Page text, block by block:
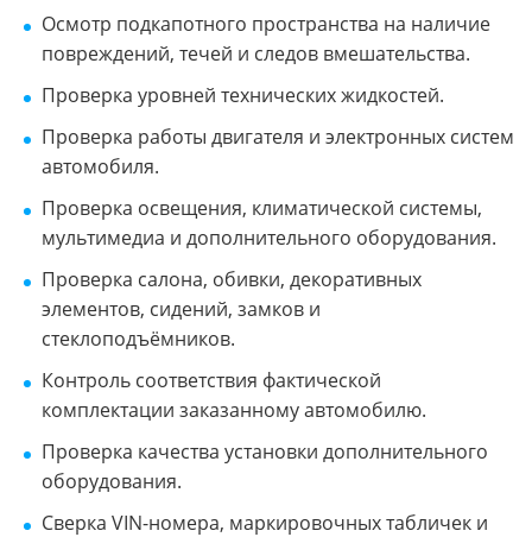
Осмотр подкапотного пространства на наличие
повреждений, течей и следов вмешательства.
Проверка уровней технических жидкостей.
Проверка работы двигателя и электронных систем
автомобиля.
Проверка освещения, климатической системы,
мультимедиа и дополнительного оборудования.
Проверка салона, обивки, декоративных
элементов, сидений, замков и
стеклоподъёмников.
Контроль соответствия фактической
комплектации заказанному автомобилю.
Проверка качества установки дополнительного
оборудования.
Сверка VIN-номера, маркировочных табличек и